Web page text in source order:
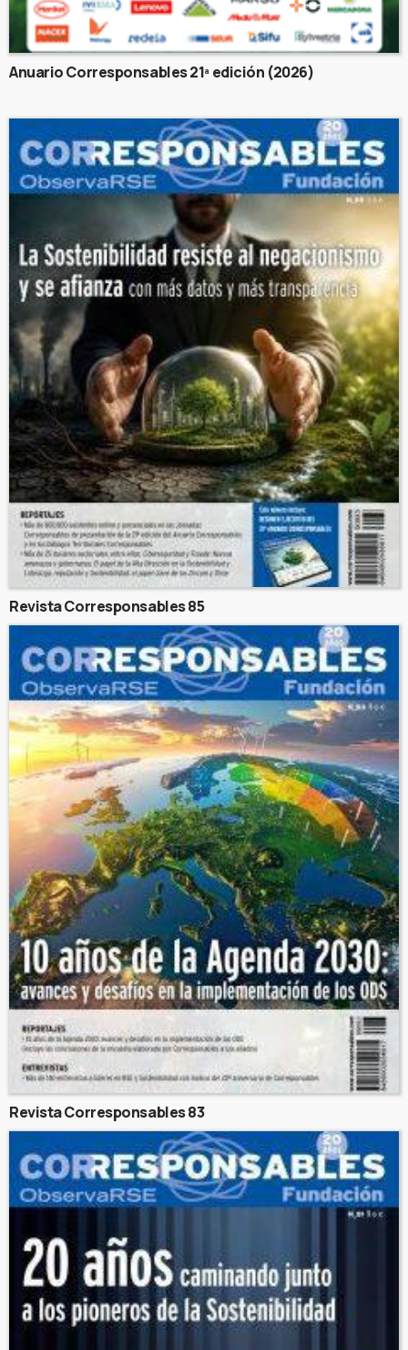
Anuario Corresponsables 21ª edición (2026)
Revista Corresponsables 85
Revista Corresponsables 83